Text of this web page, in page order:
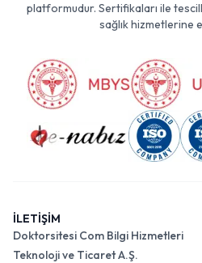
platformudur. Sertifikaları ile
sağlık hizmetlerine
İLETİŞİM
Doktorsitesi Com Bilgi Hizmetleri
Teknoloji ve Ticaret A.Ş.